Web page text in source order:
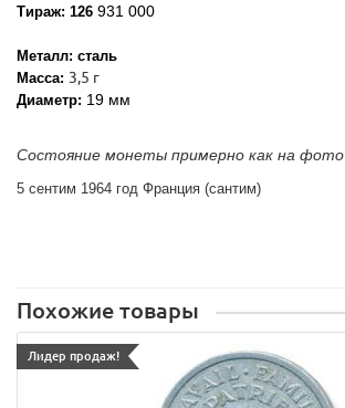
Тираж: 126 931 000
Металл: сталь
Масса: 3,5 г
Диаметр: 19 мм
Состояние монеты примерно как на фото
5 сентим 1964 год Франция (сантим)
Похожие товары
Лидер продаж!